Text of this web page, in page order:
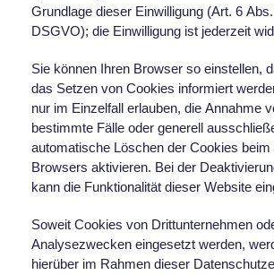
Grundlage dieser Einwilligung (Art. 6
DSGVO); die Einwilligung ist jederzeit
Sie können Ihren Browser so einstellen,
das Setzen von Cookies informiert
nur im Einzelfall erlauben, die Annahme
bestimmte Fälle oder generell
automatische Löschen der Cookies
Browsers aktivieren. Bei der
kann die Funktionalität dieser Website
Soweit Cookies von Drittunternehmen
Analysezwecken eingesetzt werden,
hierüber im Rahmen dieser